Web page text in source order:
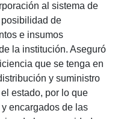
al sistema de
de
e insumos
la institución. Aseguró
que se tenga en
y suministro
estado, por lo que
encargados de las